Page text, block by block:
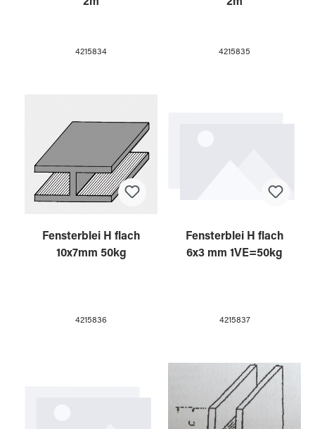
4215834 4215835
Fensterblei H flach
10x7mm 50kg
4215836
Fensterblei H flach
6x3 mm 1VE=50kg
4215837